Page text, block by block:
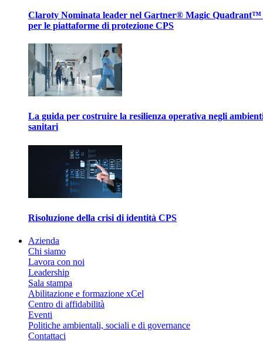
Claroty Nominata leader nel Gartner® Magic Quadrant™
per le piattaforme di protezione CPS
La guida per costruire la resilienza operativa negli
sanitari
Risoluzione della crisi di identità CPS
Azienda
Chi siamo
Lavora con noi
Leadership
Sala stampa
Abilitazione e formazione xCel
Centro di affidabilità
Eventi
Politiche ambientali, sociali e di governance
Contattaci